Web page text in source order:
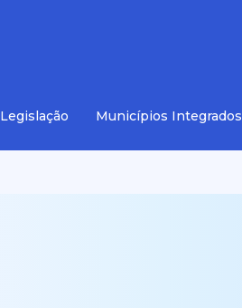
Legislação Municípios Integrados